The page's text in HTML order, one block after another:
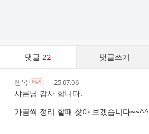
댓글22 댓글쓰기
작
성
자
행복 작
성
자
인
여
작
성
자
작
성
시
간
25.07.06
샤론님 감사 합니다.
가끔씩 정리 할때 찿아 보겠습니다~~^^